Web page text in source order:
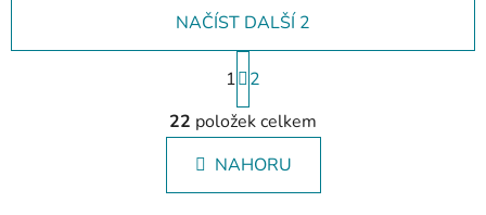
O
v
l
á
d
NAČÍST DALŠÍ 2
S
t
r
á
n
k
1
2
22 položek celkem
NAHORU